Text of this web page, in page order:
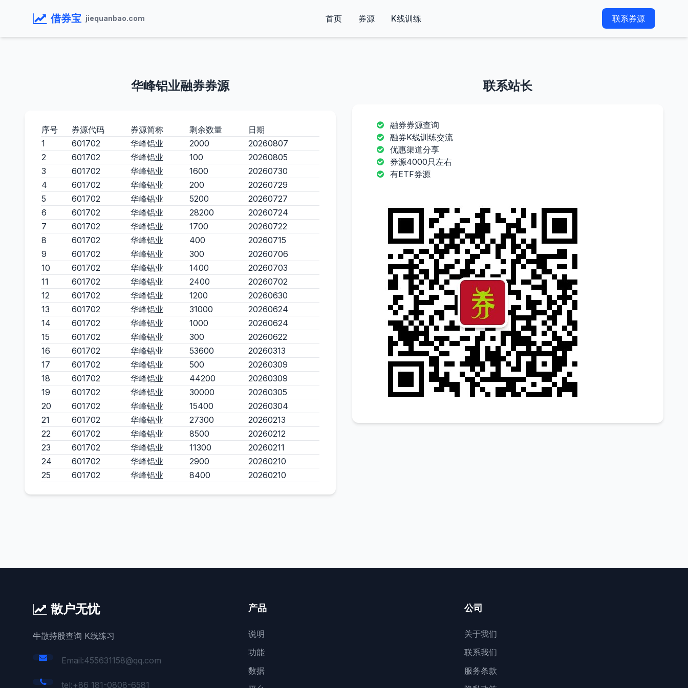
借券宝 jiequanbao.com 首页 券源 K线训练 联系券源
华峰铝业融券券源
序号 券源代码 券源简称 剩余数量
日期
1
601702 华峰铝业 2000
20260807
2
601702 华峰铝业 100
20260805
3
601702 华峰铝业 1600
20260730
4
601702 华峰铝业 200
20260729
5
601702 华峰铝业 5200
20260727
6
601702 华峰铝业 28200
20260724
7
601702 华峰铝业 1700
20260722
8
601702 华峰铝业 400
20260715
9
601702 华峰铝业 300
20260706
10
601702 华峰铝业 1400
20260703
11
601702 华峰铝业 2400
20260702
12
601702 华峰铝业 1200
20260630
13
601702 华峰铝业 31000
20260624
14
601702 华峰铝业 1000
20260624
15
601702 华峰铝业 300
20260622
16
601702 华峰铝业 53600
20260313
17
601702 华峰铝业 500
20260309
18
601702 华峰铝业 44200
20260309
19
601702 华峰铝业 30000
20260305
20
601702 华峰铝业 15400
20260304
21
601702 华峰铝业 27300
20260213
22
601702 华峰铝业 8500
20260212
23
601702 华峰铝业 11300
20260211
24
601702 华峰铝业 2900
20260210
25
601702 华峰铝业 8400 20260210
联系站长
融券券源查询
融券K线训练交流
优惠渠道分享
券源4000只左右
有ETF券源
散户无忧
牛散持股查询 K线练习
Email:455631158@qq.com
tel:+86 181-0808-6581
产品
说明
功能
数据
公司
关于我们
联系我们
服务条款